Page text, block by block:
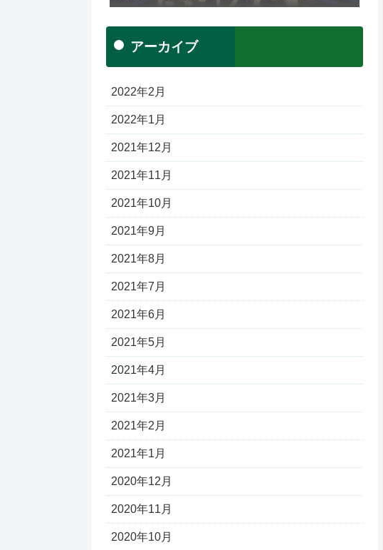
アーカイブ
2022年2月
2022年1月
2021年12月
2021年11月
2021年10月
2021年9月
2021年8月
2021年7月
2021年6月
2021年5月
2021年4月
2021年3月
2021年2月
2021年1月
2020年12月
2020年11月
2020年10月